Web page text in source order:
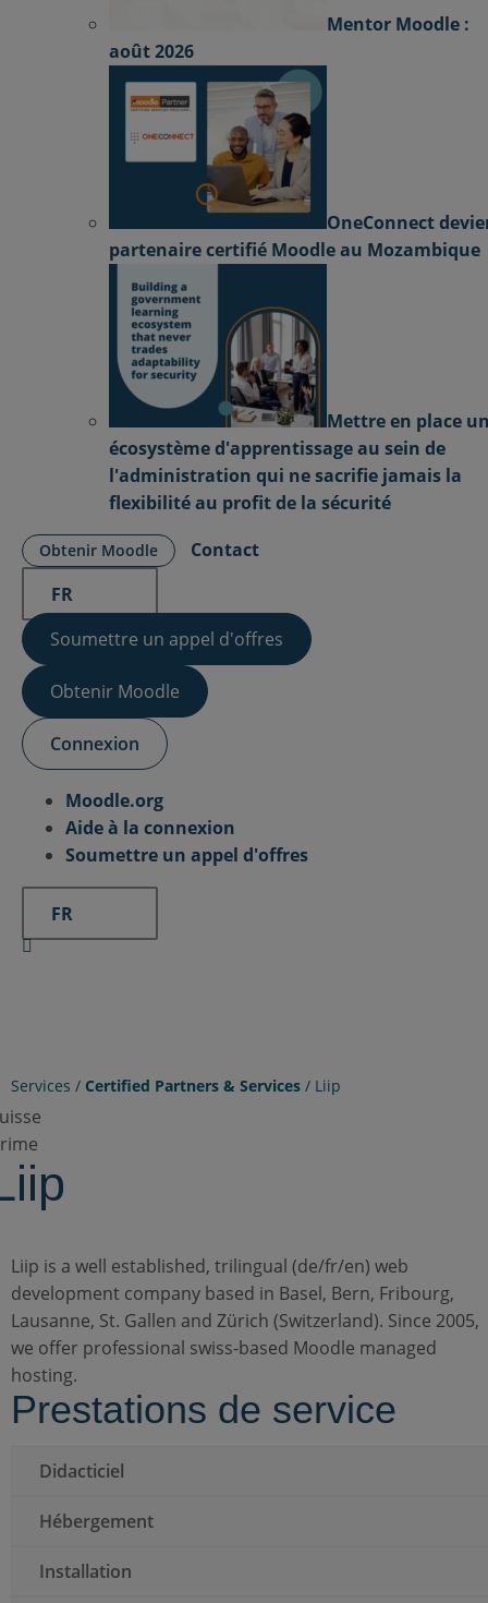
Mentor Moodle :
août 2026
OneConnect
partenaire certifié Moodle au Mozambique
Mettre en place
écosystème d'apprentissage au sein de
l'administration qui ne sacrifie jamais la
flexibilité au profit de la sécurité
Obtenir Moodle
Contact
FR
Soumettre un appel d'offres
Obtenir Moodle
Connexion
Moodle.org
Aide à la connexion
Soumettre un appel d'offres
FR
Services / Certified Partners & Services / Liip
Liip is a well established, trilingual (de/fr/en) web
development company based in Basel, Bern, Fribourg,
Lausanne, St. Gallen and Zürich (Switzerland). Since 2005,
we offer professional swiss-based Moodle managed
hosting.
Prestations de service
Didacticiel
Hébergement
Installation